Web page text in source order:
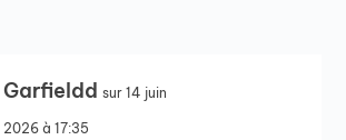
Garfieldd sur 14 juin
2026 à 17:35